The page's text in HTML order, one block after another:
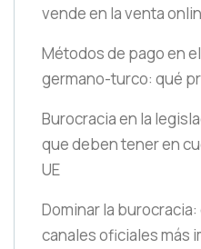
vende en la venta
Métodos de pago en
germano-turco: qué
Burocracia en la
que deben tener en
UE
Dominar la
canales oficiales más